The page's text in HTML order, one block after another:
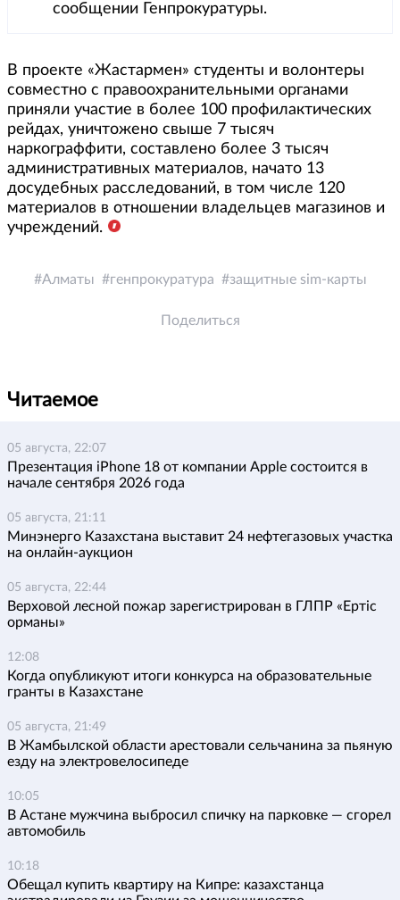
сообщении Генпрокуратуры.
В проекте «Жастармен» студенты и волонтеры
совместно с правоохранительными органами
приняли участие в более 100 профилактических
рейдах, уничтожено свыше 7 тысяч
наркограффити, составлено более 3 тысяч
административных материалов, начато 13
досудебных расследований, в том числе 120
материалов в отношении владельцев магазинов и
учреждений.
Алматы генпрокуратура защитные sim-карты
Поделиться
Читаемое
05 августа, 22:07
Презентация iPhone 18 от компании Apple состоится в
начале сентября 2026 года
05 августа, 21:11
Минэнерго Казахстана выставит 24 нефтегазовых участка
на онлайн-аукцион
05 августа, 22:44
Верховой лесной пожар зарегистрирован в ГЛПР «Ертіс
орманы»
12:08
Когда опубликуют итоги конкурса на образовательные
гранты в Казахстане
05 августа, 21:49
В Жамбылской области арестовали сельчанина за пьяную
езду на электровелосипеде
10:05
В Астане мужчина выбросил спичку на парковке — сгорел
автомобиль
10:18
Обещал купить квартиру на Кипре: казахстанца